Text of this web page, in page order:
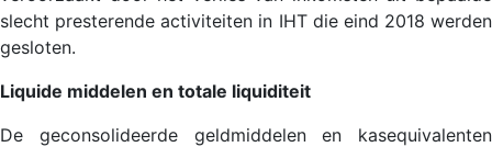
slecht presterende activiteiten in IHT die eind 2018 werden
gesloten.
Liquide middelen en totale liquiditeit
De geconsolideerde geldmiddelen en kasequivalenten